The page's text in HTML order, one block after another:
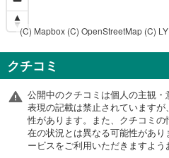
(C) Mapbox (C) OpenStreetMap (C)
クチコミ
公開中のクチコミは個人の主観
表現の記載は禁止されています
性があります。また、クチコミ
在の状況とは異なる可能性があ
ービスをご利用いただきますよう